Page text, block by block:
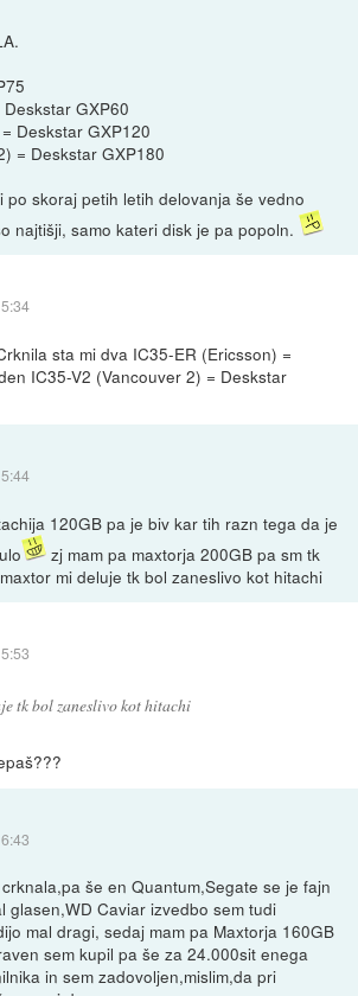
GXP60
Deskstar GXP120
= Deskstar GXP180
po skoraj petih letih delovanja še vedno
najtišji, samo kateri disk je pa popoln.
sta mi dva IC35-ER (Ericsson) =
IC35-V2 (Vancouver 2) = Deskstar
120GB pa je biv kar tih razn tega da je
zj mam pa maxtorja 200GB pa sm tk
mi deluje tk bol zaneslivo kot hitachi
tk bol zaneslivo kot hitachi
še en Quantum,Segate se je fajn
glasen,WD Caviar izvedbo sem tudi
mal dragi, sedaj mam pa Maxtorja 160GB
sem kupil pa še za 24.000sit enega
in sem zadovoljen,mislim,da pri